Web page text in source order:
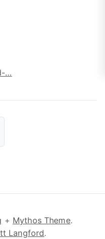
…
+ Mythos Theme.
Langford.